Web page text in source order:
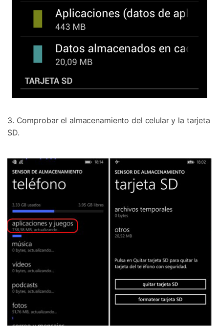
3. Comprobar el almacenamiento del celular y la tarjeta
SD.